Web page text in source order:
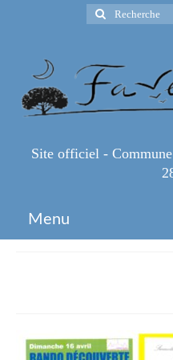
Rechercher
:
Site officiel -
Menu
Infos Pratiques